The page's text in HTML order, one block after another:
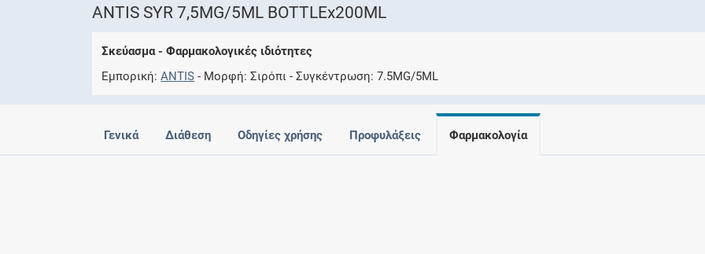
Ελέγξτε την αγωγή σας για αντενδείξεις και
ANTIS SYR 7,5MG/5ML BOTTLEx200ML
Σκεύασμα - Φαρμακολογικές ιδιότητες
Εμπορική ANTIS Μορφή Σιρόπι Συγκέντρωση 7.5MG/5ML
Γενικά Διάθεση Οδηγίες χρήσης Προφυλάξεις Φαρμακολογία